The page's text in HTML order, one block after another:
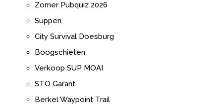
Zomer Pubquiz 2026
Suppen
City Survival Doesburg
Boogschieten
Verkoop SUP MOAI
STO Garant
Berkel Waypoint Trail